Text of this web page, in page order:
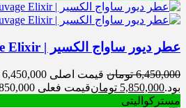
عطر دیور ساواج الکسیر | Dior Sauvage Elixir
6,450,000 تومان
بود.5,850,000 تومانقیمت فعلی 5,850,000 تومان است.
مسترکوالیتی